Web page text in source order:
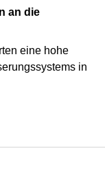
an die
eine hohe
in